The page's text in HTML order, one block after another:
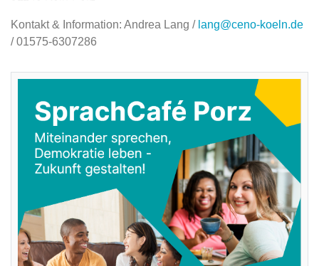
Kontakt & Information: Andrea Lang / lang@ceno-koeln.de
/ 01575-6307286